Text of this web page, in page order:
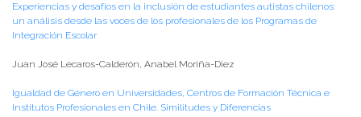
Experiencias y desafíos en la inclusión de estudiantes autistas chilenos:
un análisis desde las voces de los profesionales de los Programas de
Integración Escolar
Juan José Lecaros-Calderón, Anabel Moriña-Diez
Igualdad de Género en Universidades, Centros de Formación Técnica e
Institutos Profesionales en Chile. Similitudes y Diferencias